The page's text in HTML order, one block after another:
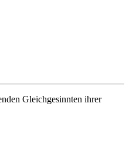
Gleichgesinnten ihrer